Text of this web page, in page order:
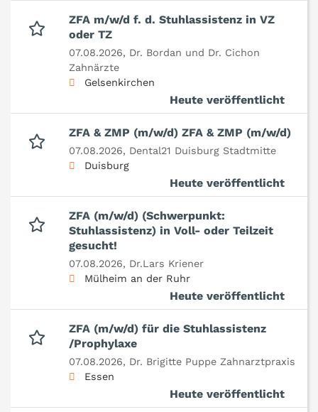
ZFA m/w/d f. d. Stuhlassistenz in VZ
oder TZ
07.08.2026, Dr. Bordan und Dr. Cichon
Zahnärzte
Gelsenkirchen
Heute veröffentlicht
ZFA & ZMP (m/w/d) ZFA & ZMP (m/w/d)
07.08.2026, Dental21 Duisburg Stadtmitte
Duisburg
Heute veröffentlicht
ZFA (m/w/d) (Schwerpunkt:
Stuhlassistenz) in Voll- oder Teilzeit
gesucht!
07.08.2026, Dr.Lars Kriener
Mülheim an der Ruhr
Heute veröffentlicht
ZFA (m/w/d) für die Stuhlassistenz
/Prophylaxe
07.08.2026, Dr. Brigitte Puppe Zahnarztpraxis
Essen
Heute veröffentlicht